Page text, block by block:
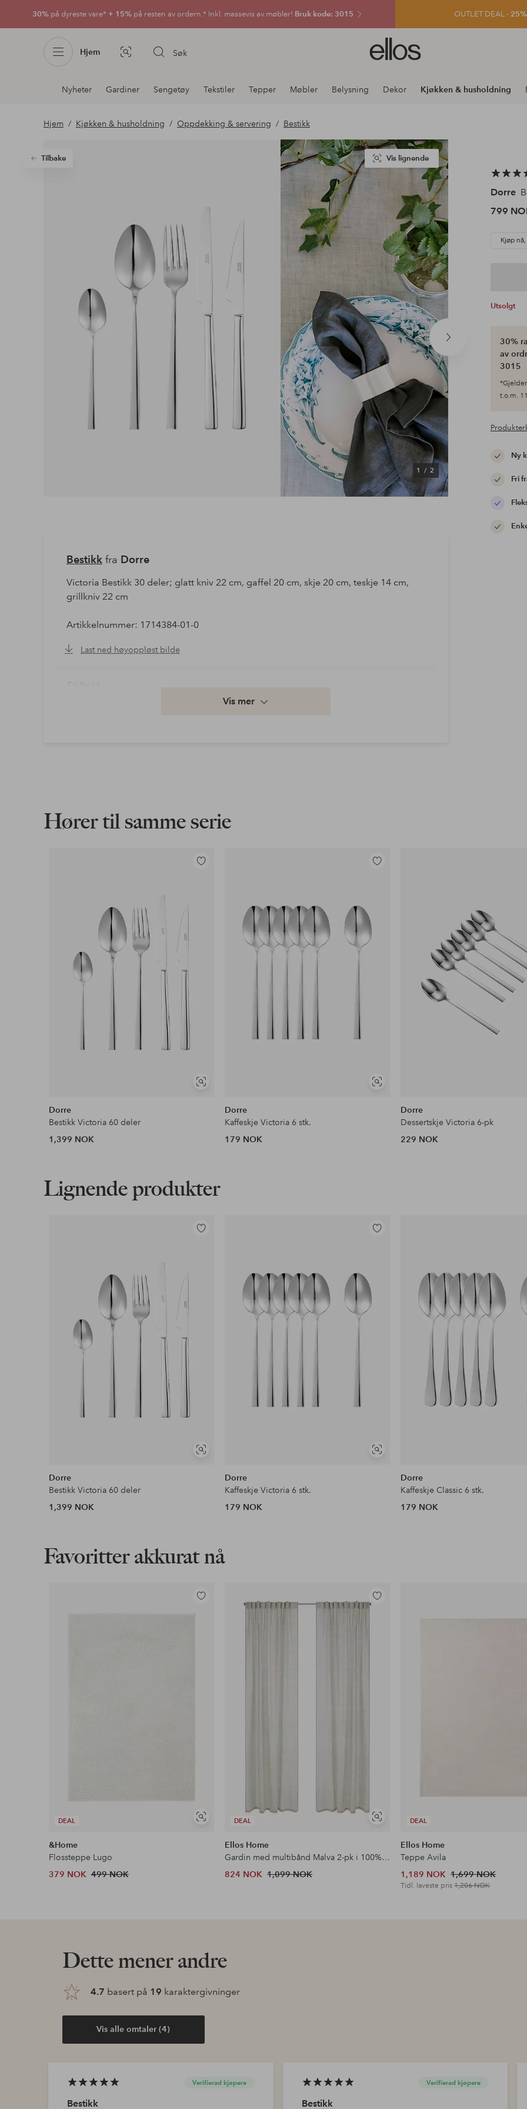
30% på dyreste vare* + 15% på resten av ordern.* Inkl. massevis av møbler! Bruk kode: 3015 OUTLET DEAL -
Hjem Bildesøk Søk
Ellos
logo
Avdelingsnavigering
Nyheter Gardiner Sengetøy Tekstiler Tepper Møbler Belysning Dekor Kjøkken & husholdning
Hjem Kjøkken & husholdning Oppdekking & servering Bestikk
Tilbake
Neste
1/ 2
Vis lignende
Dorre
799
Kjøp
Utsolgt
30%
av
3015
t.o.m.
Ny
Fri
Bestikkfra Dorre
Victoria Bestikk 30 deler; glatt kniv 22 cm, gaffel 20 cm, skje 20 cm, teskje 14 cm,
grillkniv 22 cm
Artikkelnummer: 1714384-01-0
Last ned høyoppløst bilde
Les mer
Vis mer
Hører til samme serie
Vis
Legg
Dorre
Bestikk Victoria 60 deler
1,399 NOK
Vis
Legg
Dorre
Kaffeskje Victoria 6 stk.
179 NOK
Dorre
Dessertskje Victoria 6-pk
229 NOK
Lignende produkter
Vis
Legg
Dorre
Bestikk Victoria 60 deler
1,399 NOK
Vis
Legg
Dorre
Kaffeskje Victoria 6 stk.
179 NOK
Dorre
Kaffeskje Classic 6 stk.
179 NOK
Favoritter akkurat nå
DEAL
Vis
Legg
til
&Home
Flossteppe Lugo
379 NOK 499 NOK
DEAL
Vis
Legg
Ellos Home
Gardin med multibånd Malva 2-pk i 100% lin
824 NOK 1,099 NOK
DEAL
Ellos Home
Teppe Avila
1,189 NOK 1,699 NOK
Tidl. laveste pris1,206 NOK
Dette mener andre
4.7 basert på 19 karaktergivninger
Vis alle omtaler (4)
Verifierad kjøpere
Bestikk
Verifierad kjøpere
Bestikk